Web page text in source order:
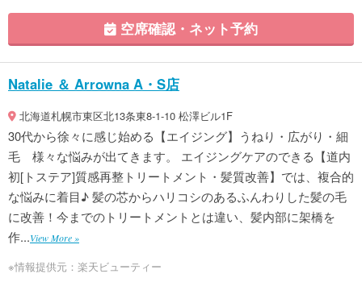
空席確認・ネット予約
Natalie ＆ Arrowna A・S店
北海道札幌市東区北13条東8-1-10 松澤ビル1F
30代から徐々に感じ始める【エイジング】うねり・広がり・細
毛 様々な悩みが出てきます。 エイジングケアのできる【道内
初[トステア]質感再整トリートメント・髪質改善】では、複合的
な悩みに着目♪ 髪の芯からハリコシのあるふんわりした髪の毛
に改善！今までのトリートメントとは違い、髪内部に架橋を
作...View More »
※情報提供元：楽天ビューティー